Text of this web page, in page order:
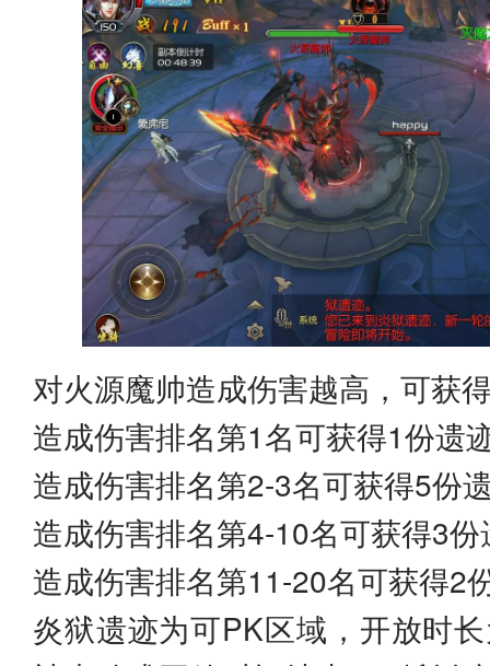
对火源魔帅造成伤害越高，可获
造成伤害排名第1名可获得1份遗
造成伤害排名第2-3名可获得5份
造成伤害排名第4-10名可获得3
造成伤害排名第11-20名可获得2
炎狱遗迹为可PK区域，开放时